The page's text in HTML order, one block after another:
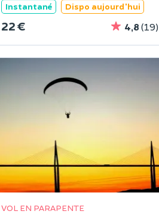
Instantané Dispo aujourd'hui
22 € 4,8 (19)
VOL EN PARAPENTE